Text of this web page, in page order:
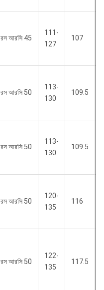
রস আরসি 45
111-
127
107
রস আরসি 50
113-
130
109.5
রস আরসি 50
113-
130
109.5
রস আরসি 50
120-
135
116
রস আরসি 50
122-
135
117.5